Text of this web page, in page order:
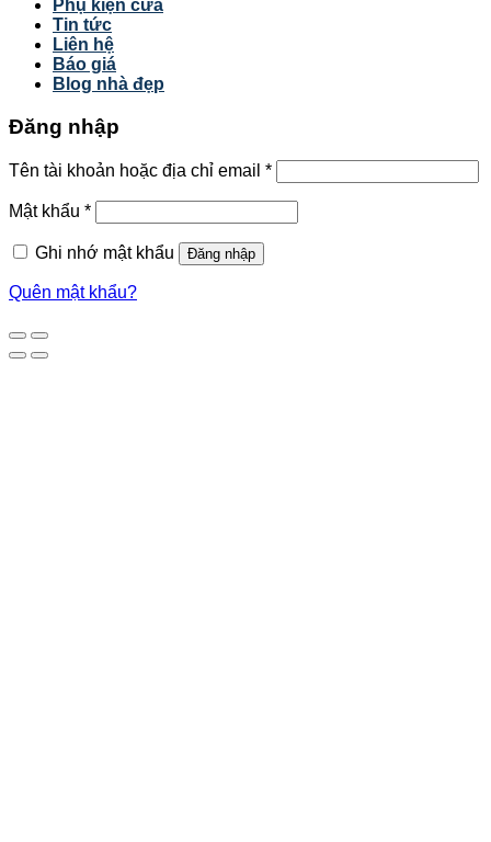
Phụ kiện cửa
Tin tức
Liên hệ
Báo giá
Blog nhà đẹp
Đăng nhập
Tên tài khoản hoặc địa chỉ email *
Mật khẩu *
Ghi nhớ mật khẩu Đăng nhập
Quên mật khẩu?